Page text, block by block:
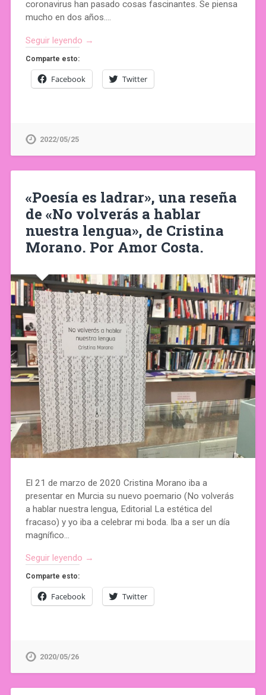
coronavirus han pasado cosas fascinantes. Se piensa
mucho en dos años….
Seguir leyendo →
Comparte esto:
Facebook Twitter
2022/05/25
«Poesía es ladrar», una reseña
de «No volverás a hablar
nuestra lengua», de Cristina
Morano. Por Amor Costa.
El 21 de marzo de 2020 Cristina Morano iba a
presentar en Murcia su nuevo poemario (No volverás
a hablar nuestra lengua, Editorial La estética del
fracaso) y yo iba a celebrar mi boda. Iba a ser un día
magnífico…
Seguir leyendo →
Comparte esto:
Facebook Twitter
2020/05/26